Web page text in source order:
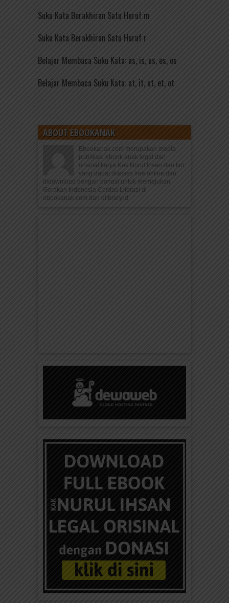
Suku Kata Berakhiran Satu Huruf m
Suku Kata Berakhiran Satu Huruf r
Belajar Membaca Suku Kata: as, is, us, es, os
Belajar Membaca Suku Kata: at, it, ut, et, ot
ABOUT EBOOKANAK
Ebookanak.com merupakan media
publikasi ebook anak legal dan
orisinal karya Kak Nurul Ihsan dan tim
yang dapat diakses free online dan
didownload dengan donasi untuk memajukan
Gerakan Indonesia Cerdas Literasi di
ebookanak.com dan elibrary.id.